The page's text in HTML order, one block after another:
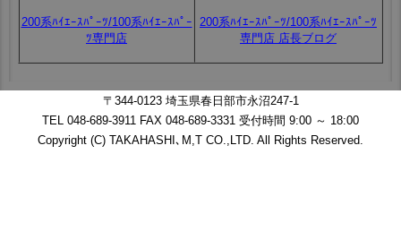
200系ﾊｲｴｰｽﾊﾟｰﾂ/100系ﾊｲｴｰｽﾊﾟｰ
ﾂ専門店
200系ﾊｲｴｰｽﾊﾟｰﾂ/100系ﾊｲｴｰｽﾊﾟｰﾂ
専門店 店長ブログ
〒344-0123 埼玉県春日部市永沼247-1
TEL 048-689-3911 FAX 048-689-3331 受付時間 9:00 ～ 18:00
Copyright (C) TAKAHASHI､M,T CO.,LTD. All Rights Reserved.